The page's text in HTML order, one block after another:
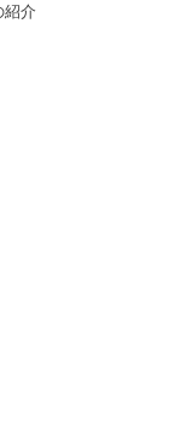
紹介